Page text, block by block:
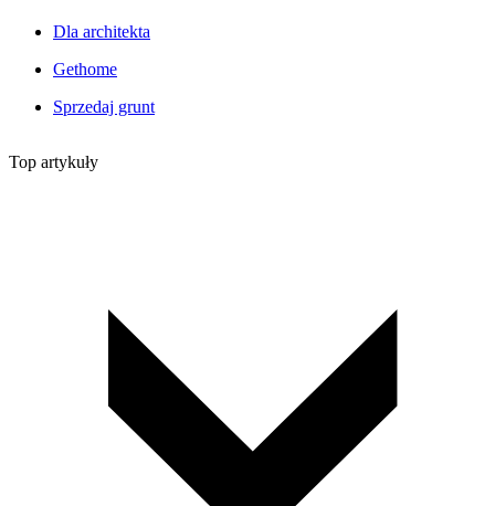
Dla architekta
Gethome
Sprzedaj grunt
Top artykuły